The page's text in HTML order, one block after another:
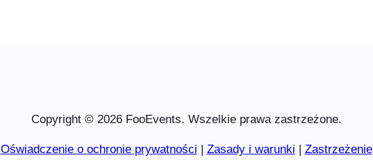
Copyright © 2026 FooEvents. Wszelkie prawa zastrzeżone.
Oświadczenie o ochronie prywatności | Zasady i warunki | Zastrzeżenie